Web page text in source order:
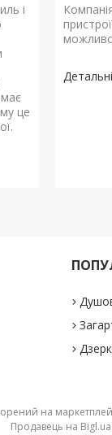
і
це
на
Продавець на Bigl.ua